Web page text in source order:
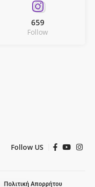
659
Follow
Follow US
Πολιτική Απορρήτου